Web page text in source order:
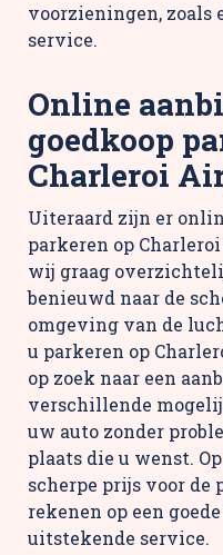
voorzieningen, zoals
service.
Online
goedkoop
Charleroi
Uiteraard zijn er
parkeren op
wij graag
benieuwd naar de
omgeving van de
u parkeren op
op zoek naar een
verschillende
uw auto zonder
plaats die u wenst.
scherpe prijs voor
rekenen op een
uitstekende service.